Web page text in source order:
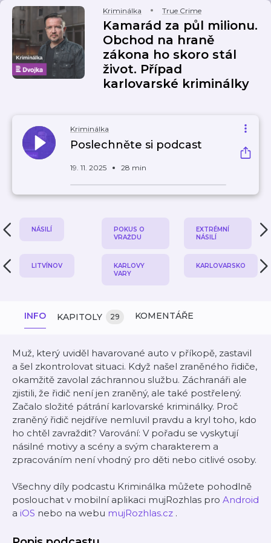
Kriminálka True Crime
Kamarád za půl milionu.
Obchod na hraně
zákona ho skoro stál
život. Případ
karlovarské kriminálky
Kriminálka
Poslechněte si podcast
19. 11. 2025 28 min
NÁSILÍ
POKUS O
VRAŽDU
EXTRÉMNÍ
NÁSILÍ
LITVÍNOV
KARLOVY
VARY
KARLOVARSKO
INFO KAPITOLY 29 KOMENTÁŘE
Muž, který uviděl havarované auto v příkopě, zastavil
a šel zkontrolovat situaci. Když našel zraněného řidiče,
okamžitě zavolal záchrannou službu. Záchranáři ale
zjistili, že řidič není jen zraněný, ale také postřelený.
Začalo složité pátrání karlovarské kriminálky. Proč
zraněný řidič nejdříve nemluvil pravdu a kryl toho, kdo
ho chtěl zavraždit? Varování: V pořadu se vyskytují
násilné motivy a scény a svým charakterem a
zpracováním není vhodný pro děti nebo citlivé osoby.
Všechny díly podcastu Kriminálka můžete pohodlně
poslouchat v mobilní aplikaci mujRozhlas pro Android
a iOS nebo na webu mujRozhlas.cz .